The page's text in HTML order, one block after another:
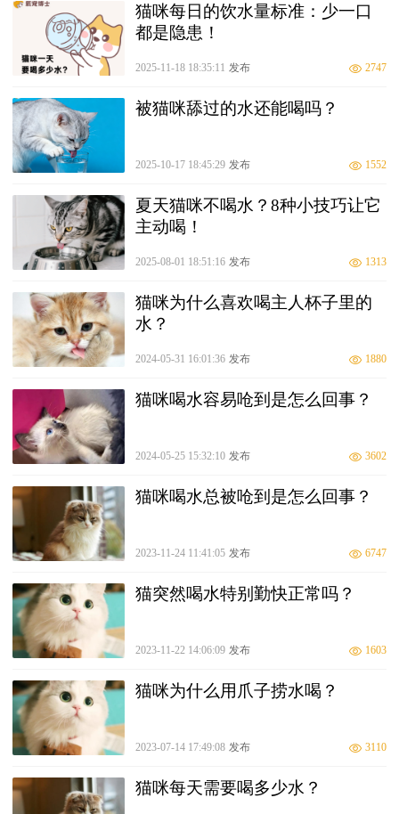
猫咪每日的饮水量标准：少一口
都是隐患！
2025-11-18 18:35:11 发布 2747
被猫咪舔过的水还能喝吗？
2025-10-17 18:45:29 发布 1552
夏天猫咪不喝水？8种小技巧让它
主动喝！
2025-08-01 18:51:16 发布 1313
猫咪为什么喜欢喝主人杯子里的
水？
2024-05-31 16:01:36 发布 1880
猫咪喝水容易呛到是怎么回事？
2024-05-25 15:32:10 发布 3602
猫咪喝水总被呛到是怎么回事？
2023-11-24 11:41:05 发布 6747
猫突然喝水特别勤快正常吗？
2023-11-22 14:06:09 发布 1603
猫咪为什么用爪子捞水喝？
2023-07-14 17:49:08 发布 3110
猫咪每天需要喝多少水？